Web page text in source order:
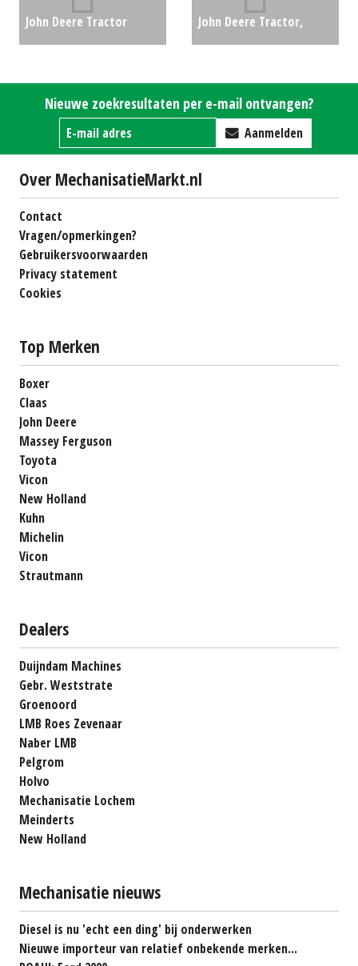
John Deere Tractor
John Deere Tractor,
#27980
€14500
Nieuwe zoekresultaten per e-mail ontvangen?
Aanmelden
Over MechanisatieMarkt.nl
Contact
Vragen/opmerkingen?
Gebruikersvoorwaarden
Privacy statement
Cookies
Top Merken
Boxer
Claas
John Deere
Massey Ferguson
Toyota
Vicon
New Holland
Kuhn
Michelin
Vicon
Strautmann
Dealers
Duijndam Machines
Gebr. Weststrate
Groenoord
LMB Roes Zevenaar
Naber LMB
Pelgrom
Holvo
Mechanisatie Lochem
Meinderts
New Holland
Mechanisatie nieuws
Diesel is nu 'echt een ding' bij onderwerken
Nieuwe importeur van relatief onbekende merken...